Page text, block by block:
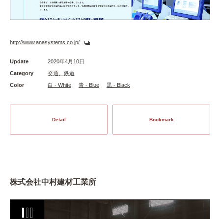
http://www.anasystems.co.jp/
Update
2020年4月10日
Category
交通、鉄道
Color
白 - White 青 - Blue 黒 - Black
Detail Bookmark
株式会社中村建材工業所